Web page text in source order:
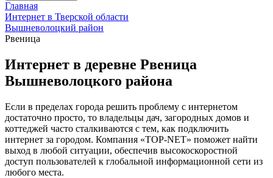
Главная
Интернет в Тверской области
Вышневолоцкий район
Рвеница
Интернет в деревне Рвеница
Вышневолоцкого района
Если в пределах города решить проблему с интернетом
достаточно просто, то владельцы дач, загородных домов и
коттеджей часто сталкиваются с тем, как подключить
интернет за городом. Компания «TOP-NET» поможет найти
выход в любой ситуации, обеспечив высокоскоростной
доступ пользователей к глобальной информационной сети из
любого места.